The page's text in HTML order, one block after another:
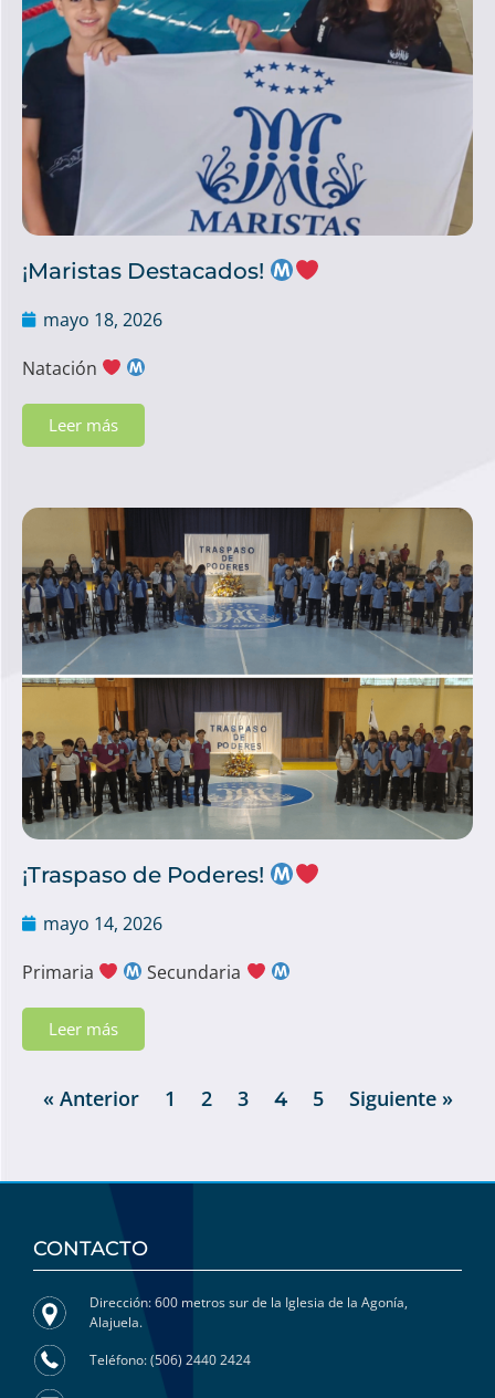
¡Maristas Destacados!
mayo 18, 2026
Natación
Leer más
¡Traspaso de Poderes!
mayo 14, 2026
Primaria
Secundaria
Leer más
« Anterior 1 2 3 4 5 Siguiente »
CONTACTO
Dirección: 600 metros sur de la Iglesia de la Agonía,
Alajuela.
Teléfono: (506) 2440 2424